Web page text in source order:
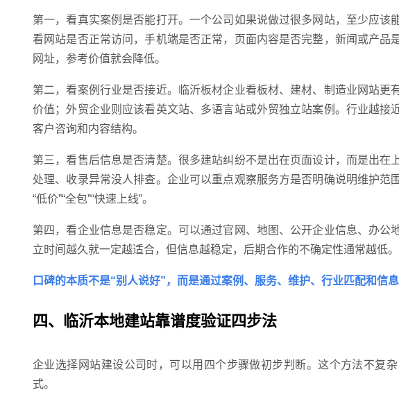
第一，看真实案例是否能打开。一个公司如果说做过很多网站，至少应该
看网站是否正常访问，手机端是否正常，页面内容是否完整，新闻或产品
网址，参考价值就会降低。
第二，看案例行业是否接近。临沂板材企业看板材、建材、制造业网站更
价值；外贸企业则应该看英文站、多语言站或外贸独立站案例。行业越接
客户咨询和内容结构。
第三，看售后信息是否清楚。很多建站纠纷不是出在页面设计，而是出在
处理、收录异常没人排查。企业可以重点观察服务方是否明确说明维护范
“低价”“全包”“快速上线”。
第四，看企业信息是否稳定。可以通过官网、地图、公开企业信息、办
立时间越久就一定越适合，但信息越稳定，后期合作的不确定性通常越低。
口碑的本质不是“别人说好”，而是通过案例、服务、维护、行业匹配和信
四、临沂本地建站靠谱度验证四步法
企业选择网站建设公司时，可以用四个步骤做初步判断。这个方法不复
式。